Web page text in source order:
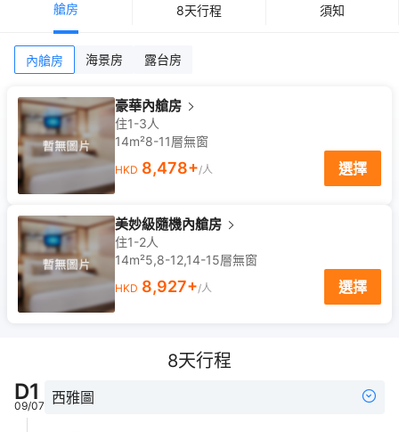
艙房 8天行程 須知
內艙房 海景房 露台房
豪華內艙房
住1-3人
14m²8-11層無窗
HKD 8,478+/人 選擇
美妙級隨機內艙房
住1-2人
14m²5,8-12,14-15層無窗
HKD 8,927+/人 選擇
8天行程
D1
09/07 西雅圖